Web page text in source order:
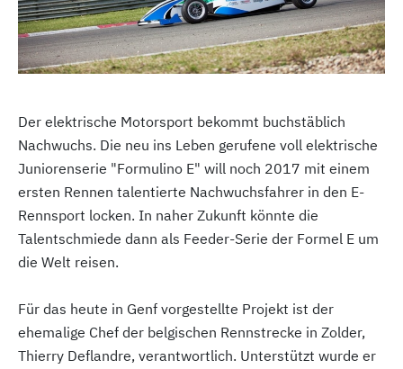
Der elektrische Motorsport bekommt buchstäblich
Nachwuchs. Die neu ins Leben gerufene voll elektrische
Juniorenserie "Formulino E" will noch 2017 mit einem
ersten Rennen talentierte Nachwuchsfahrer in den E-
Rennsport locken. In naher Zukunft könnte die
Talentschmiede dann als Feeder-Serie der Formel E um
die Welt reisen.
Für das heute in Genf vorgestellte Projekt ist der
ehemalige Chef der belgischen Rennstrecke in Zolder,
Thierry Deflandre, verantwortlich. Unterstützt wurde er